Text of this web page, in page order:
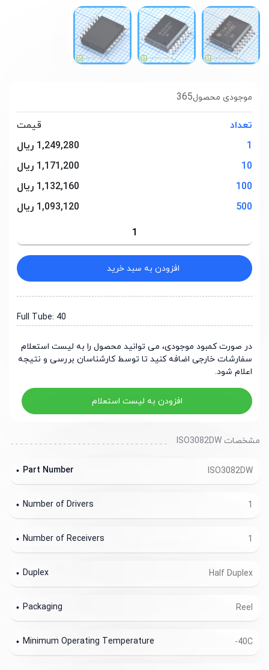
365موجودی محصول
تعداد
قیمت
1
1,249,280 ریال
10
1,171,200 ریال
100
1,132,160 ریال
500
1,093,120 ریال
افزودن به سبد خرید
Full Tube: 40
در صورت کمبود موجودی، می توانید محصول را به لیست استعلام
سفارشات خارجی اضافه کنید تا توسط کارشناسان بررسی و نتیجه
اعلام شود.
افزودن به لیست استعلام
مشخصات ISO3082DW
ISO3082DW
Part Number
1
Number of Drivers
1
Number of Receivers
Half Duplex
Duplex
Reel
Packaging
-40C
Minimum Operating Temperature